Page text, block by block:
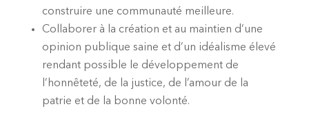
construire une communauté meilleure.
Collaborer à la création et au maintien d’une
opinion publique saine et d’un idéalisme élevé
rendant possible le développement de
l’honnêteté, de la justice, de l’amour de la
patrie et de la bonne volonté.